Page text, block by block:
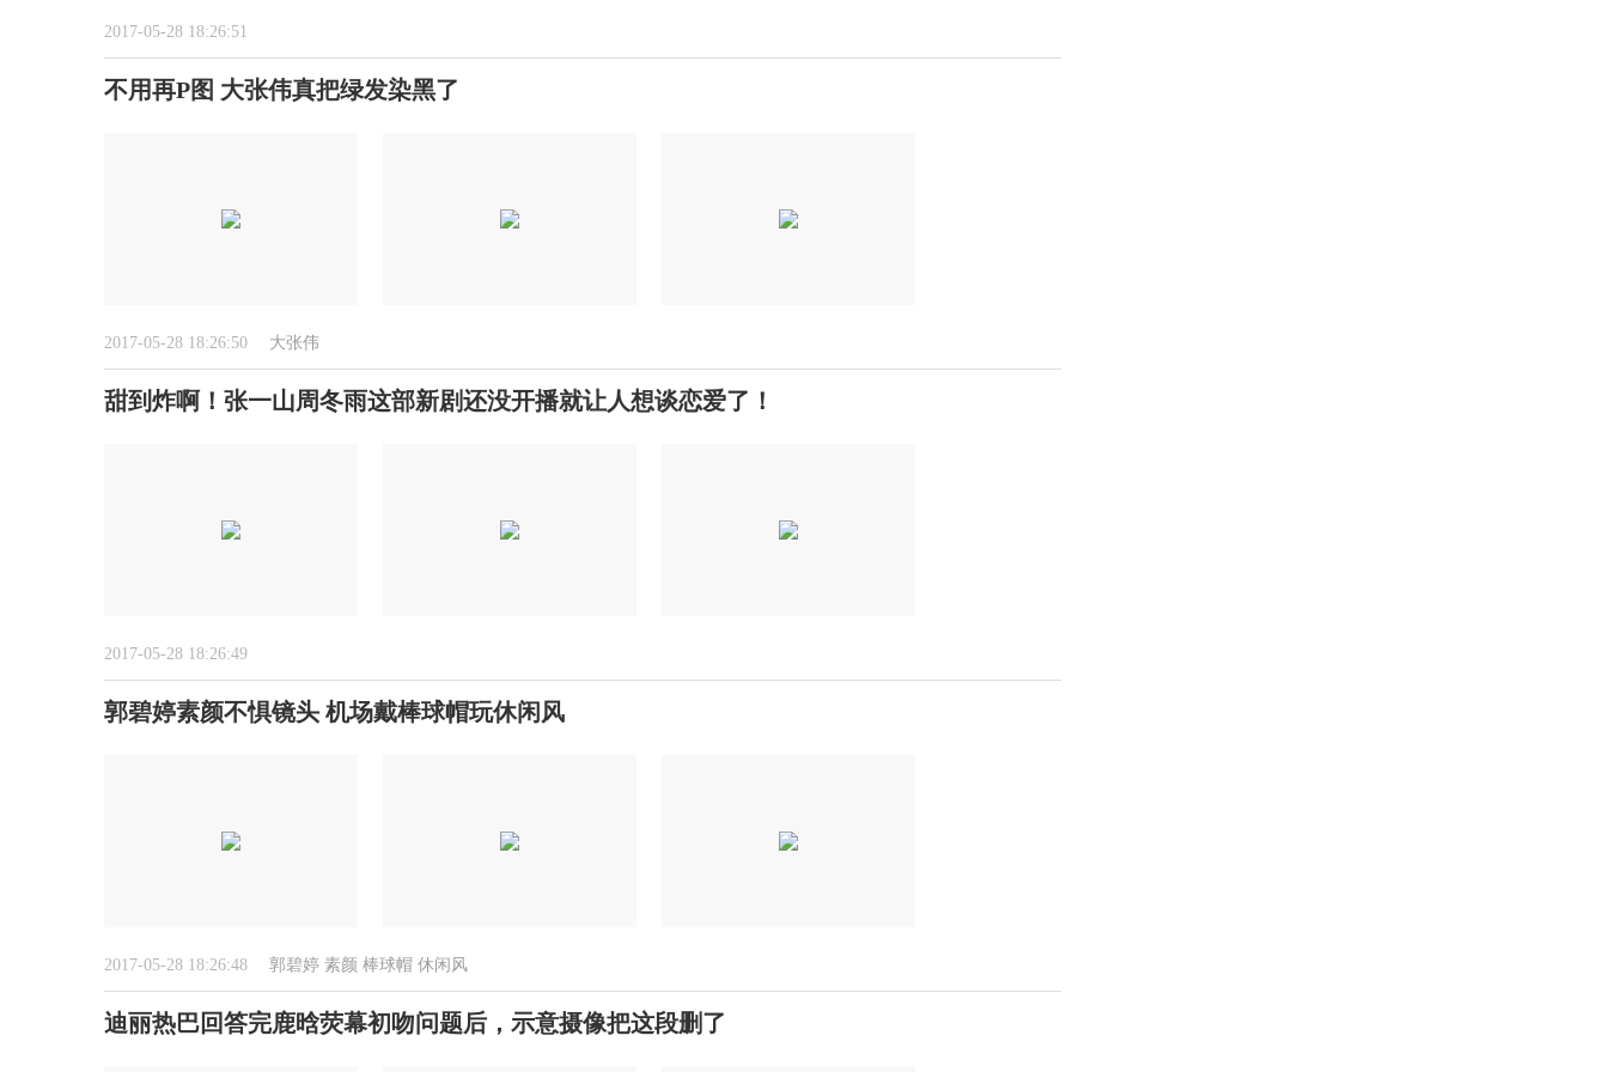
2017-05-28 18:26:51
不用再P图 大张伟真把绿发染黑了
2017-05-28 18:26:50 大张伟
甜到炸啊！张一山周冬雨这部新剧还没开播就让人想谈恋爱了！
2017-05-28 18:26:49
郭碧婷素颜不惧镜头 机场戴棒球帽玩休闲风
2017-05-28 18:26:48 郭碧婷 素颜 棒球帽 休闲风
迪丽热巴回答完鹿晗荧幕初吻问题后，示意摄像把这段删了